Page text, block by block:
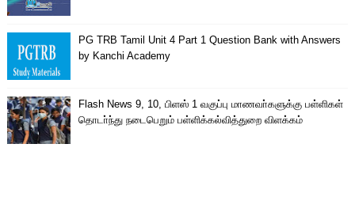
PG TRB Tamil Unit 4 Part 1 Question Bank with Answers
by Kanchi Academy
Flash News 9, 10, பிளஸ் 1 வகுப்பு மாணவா்களுக்கு பள்ளிகள்
தொடா்ந்து நடைபெறும் பள்ளிக்கல்வித்துறை விளக்கம்